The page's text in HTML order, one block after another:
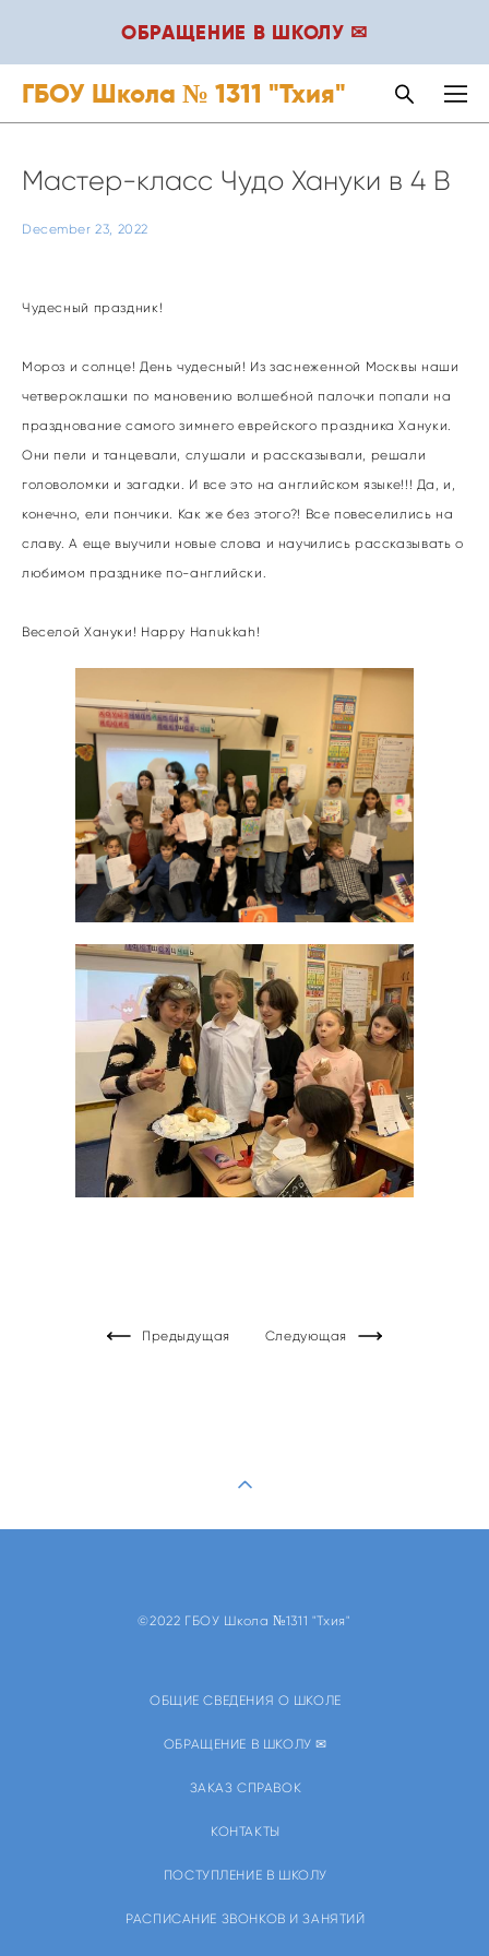
ОБРАЩЕНИЕ В ШКОЛУ ✉
ГБОУ Школа № 1311 "Тхия"
December 23, 2022
Мастер-класс Чудо Хануки в 4 В
Чудесный праздник!
Мороз и солнце! День чудесный! Из заснеженной Москвы наши
четвероклашки по мановению волшебной палочки попали на
празднование самого зимнего еврейского праздника Хануки.
Они пели и танцевали, слушали и рассказывали, решали
головоломки и загадки. И все это на английском языке!!! Да, и,
конечно, ели пончики. Как же без этого?! Все повеселились на
славу. А еще выучили новые слова и научились рассказывать о
любимом празднике по-английски.
Веселой Хануки! Happy Hanukkah!
Предыдущая Следующая
©2022 ГБОУ Школа №1311 "Тхия"
ОБЩИЕ СВЕДЕНИЯ О ШКОЛЕ
ОБРАЩЕНИЕ В ШКОЛУ ✉
ЗАКАЗ СПРАВОК
КОНТАКТЫ
ПОСТУПЛЕНИЕ В ШКОЛУ
РАСПИСАНИЕ ЗВОНКОВ И ЗАНЯТИЙ